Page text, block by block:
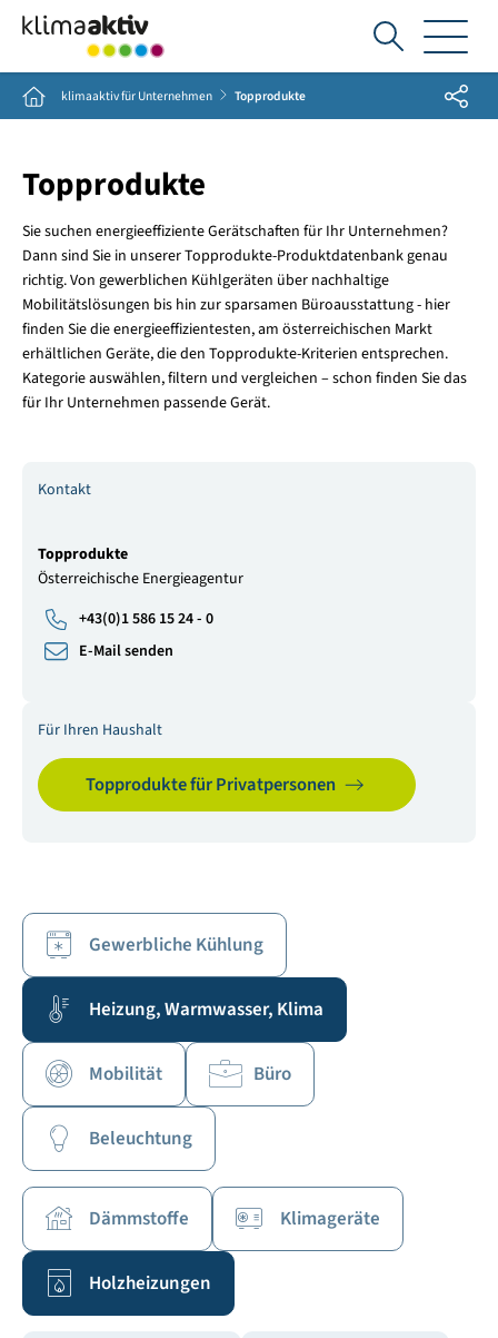
Ich
suche...
Home klimaaktiv für Unternehmen Topprodukte Share
Topprodukte
Sie suchen energieeffiziente Gerätschaften für Ihr Unternehmen?
Dann sind Sie in unserer Topprodukte-Produktdatenbank genau
richtig. Von gewerblichen Kühlgeräten über nachhaltige
Mobilitätslösungen bis hin zur sparsamen Büroausstattung - hier
finden Sie die energieeffizientesten, am österreichischen Markt
erhältlichen Geräte, die den Topprodukte-Kriterien entsprechen.
Kategorie auswählen, filtern und vergleichen – schon finden Sie das
für Ihr Unternehmen passende Gerät.
Kontakt
Topprodukte
Österreichische Energieagentur
+43(0)1 586 15 24 - 0
E-Mail senden
Für Ihren Haushalt
Topprodukte für Privatpersonen
Gewerbliche Kühlung
Heizung, Warmwasser, Klima
Mobilität Büro
Beleuchtung
Dämmstoffe Klimageräte
Holzheizungen